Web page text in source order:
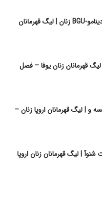
پیش‌بینی و تحلیل بریدا بلیک زنان – دینامو-BGU زنان | لیگ قهرمانان
قهرمانان زنان یوفا – فصل
| لیگ قهرمانان اروپا زنان –